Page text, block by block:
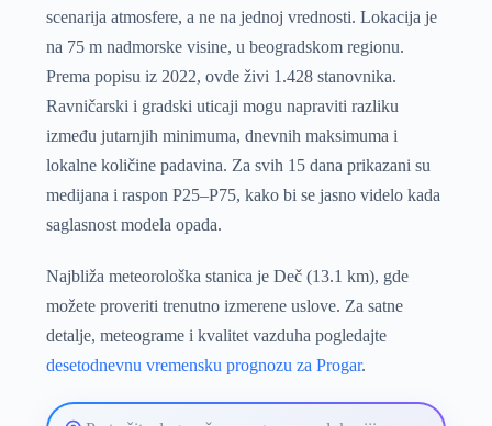
scenarija atmosfere, a ne na jednoj vrednosti. Lokacija je
na 75 m nadmorske visine, u beogradskom regionu.
Prema popisu iz 2022, ovde živi 1.428 stanovnika.
Ravničarski i gradski uticaji mogu napraviti razliku
između jutarnjih minimuma, dnevnih maksimuma i
lokalne količine padavina. Za svih 15 dana prikazani su
medijana i raspon P25–P75, kako bi se jasno videlo kada
saglasnost modela opada.
Najbliža meteorološka stanica je Deč (13.1 km), gde
možete proveriti trenutno izmerene uslove. Za satne
detalje, meteograme i kvalitet vazduha pogledajte
desetodnevnu vremensku prognozu za Progar.